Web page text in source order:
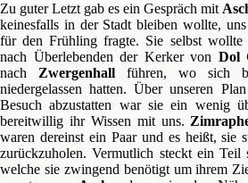
Zu guter Letzt gab es ein Gespräch mit
keinesfalls in der Stadt bleiben wollte,
für den Frühling fragte. Sie selbst
nach Überlebenden der Kerker von Dol
nach Zwergenhall führen, wo sich
niedergelassen hatten. Über unseren
Besuch abzustatten war sie ein wenig
bereitwillig ihr Wissen mit uns.
waren dereinst ein Paar und es heißt, sie
zurückzuholen. Vermutlich steckt ein Teil
welche sie zwingend benötigt um ihrem